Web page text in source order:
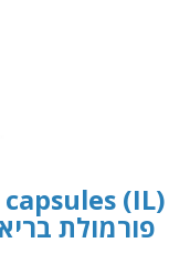
(IL)